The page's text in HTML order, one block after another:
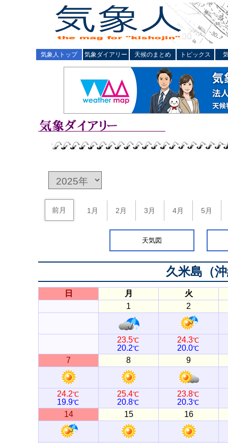
気象人トップ 気象ダイアリー 天候のまとめ トピックス
前月 1月 2月 3月 4月 5月
天気図
久米島（
日 月
火
1
2
23.5℃
20.2℃
24.3℃
20.0℃
7 8 9
24.2℃
19.9℃
25.4℃
20.8℃
23.8℃
20.3℃
14 15 16